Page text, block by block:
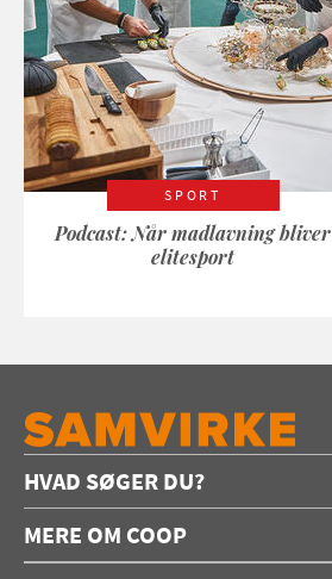
SPORT
Podcast: Når madlavning bliver
elitesport
HVAD SØGER DU?
Forside
Opskrifter
MERE OM COOP